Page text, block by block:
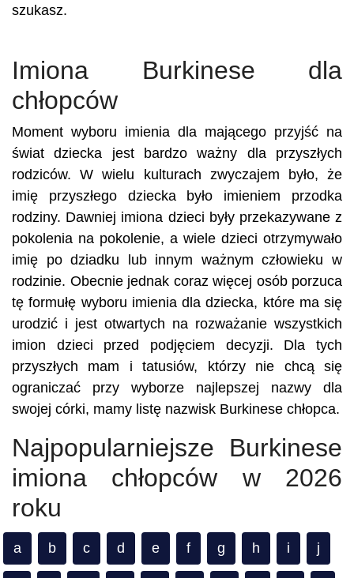
szukasz.
Imiona Burkinese dla
chłopców
Moment wyboru imienia dla mającego przyjść na
świat dziecka jest bardzo ważny dla przyszłych
rodziców. W wielu kulturach zwyczajem było, że
imię przyszłego dziecka było imieniem przodka
rodziny. Dawniej imiona dzieci były przekazywane z
pokolenia na pokolenie, a wiele dzieci otrzymywało
imię po dziadku lub innym ważnym człowieku w
rodzinie. Obecnie jednak coraz więcej osób porzuca
tę formułę wyboru imienia dla dziecka, które ma się
urodzić i jest otwartych na rozważanie wszystkich
imion dzieci przed podjęciem decyzji. Dla tych
przyszłych mam i tatusiów, którzy nie chcą się
ograniczać przy wyborze najlepszej nazwy dla
swojej córki, mamy listę nazwisk Burkinese chłopca.
Najpopularniejsze Burkinese
imiona chłopców w 2026
roku
a b c d e f g h i j